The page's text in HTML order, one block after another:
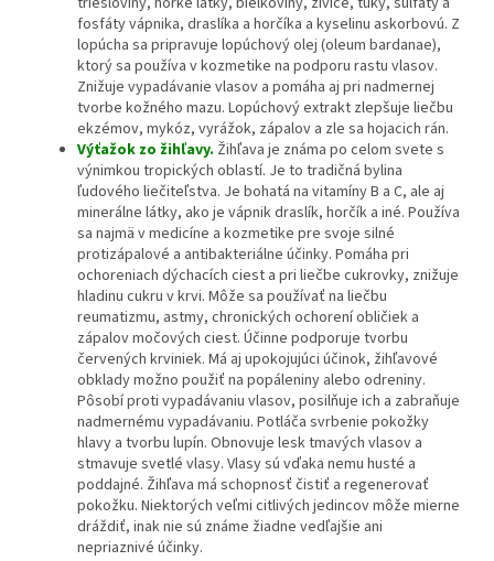
fosfáty vápnika, draslíka a horčíka a kyselinu askorbovú. Z
lopúcha sa pripravuje lopúchový olej (oleum bardanae),
ktorý sa používa v kozmetike na podporu rastu vlasov.
Znižuje vypadávanie vlasov a pomáha aj pri nadmernej
tvorbe kožného mazu. Lopúchový extrakt zlepšuje liečbu
ekzémov, mykóz, vyrážok, zápalov a zle sa hojacich rán.
Výťažok zo žihľavy. Žihľava je známa po celom svete s
výnimkou tropických oblastí. Je to tradičná bylina
ľudového liečiteľstva. Je bohatá na vitamíny B a C, ale aj
minerálne látky, ako je vápnik draslík, horčík a iné. Používa
sa najmä v medicíne a kozmetike pre svoje silné
protizápalové a antibakteriálne účinky. Pomáha pri
ochoreniach dýchacích ciest a pri liečbe cukrovky, znižuje
hladinu cukru v krvi. Môže sa používať na liečbu
reumatizmu, astmy, chronických ochorení obličiek a
zápalov močových ciest. Účinne podporuje tvorbu
červených krviniek. Má aj upokojujúci účinok, žihľavové
obklady možno použiť na popáleniny alebo odreniny.
Pôsobí proti vypadávaniu vlasov, posilňuje ich a zabraňuje
nadmernému vypadávaniu. Potláča svrbenie pokožky
hlavy a tvorbu lupín. Obnovuje lesk tmavých vlasov a
stmavuje svetlé vlasy. Vlasy sú vďaka nemu husté a
poddajné. Žihľava má schopnosť čistiť a regenerovať
pokožku. Niektorých veľmi citlivých jedincov môže mierne
dráždiť, inak nie sú známe žiadne vedľajšie ani
nepriaznivé účinky.